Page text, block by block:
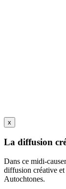
x
La diffusion
Dans ce midi-
diffusion créative et
Autochtones.